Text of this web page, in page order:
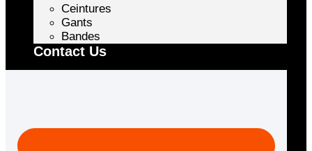
Ceintures
Gants
Bandes
Contact Us